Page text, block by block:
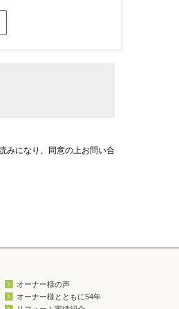
みになり、同意の上お問い合
オーナー様の声
オーナー様とともに54年